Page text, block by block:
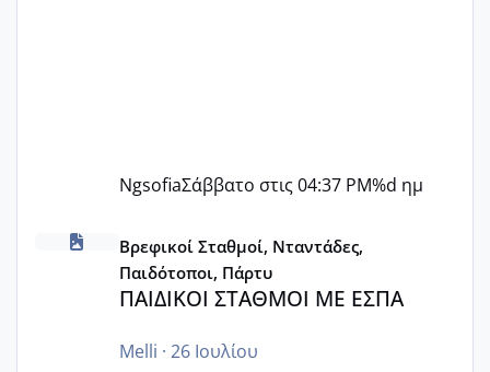
NgsofiaΣάββατο στις 04:37 PM%d ημ
ΠΑΙΔΙΚΟΙ ΣΤΑΘΜΟΙ ΜΕ ΕΣΠΑ
Βρεφικοί Σταθμοί, Νταντάδες,
Παιδότοποι, Πάρτυ
ΠΑΙΔΙΚΟΙ ΣΤΑΘΜΟΙ ΜΕ ΕΣΠΑ
Melli · 26 Ιουλίου